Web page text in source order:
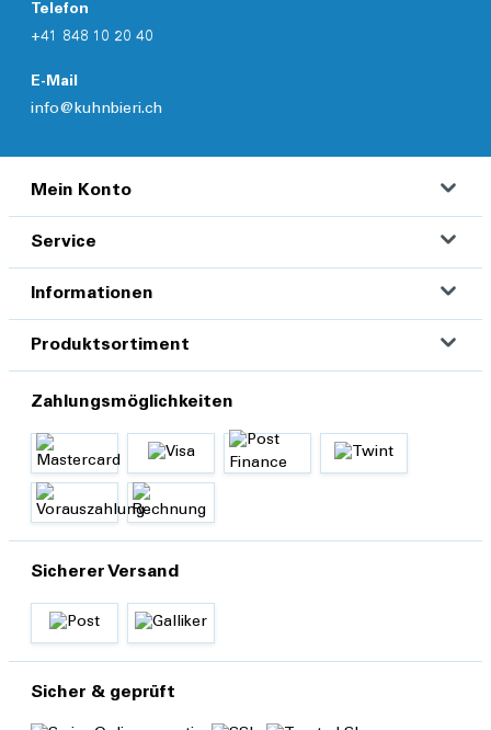
Telefon
+41 848 10 20 40
E-Mail
info@kuhnbieri.ch
Mein Konto
Service
Informationen
Produktsortiment
Zahlungsmöglichkeiten
Sicherer Versand
Sicher & geprüft